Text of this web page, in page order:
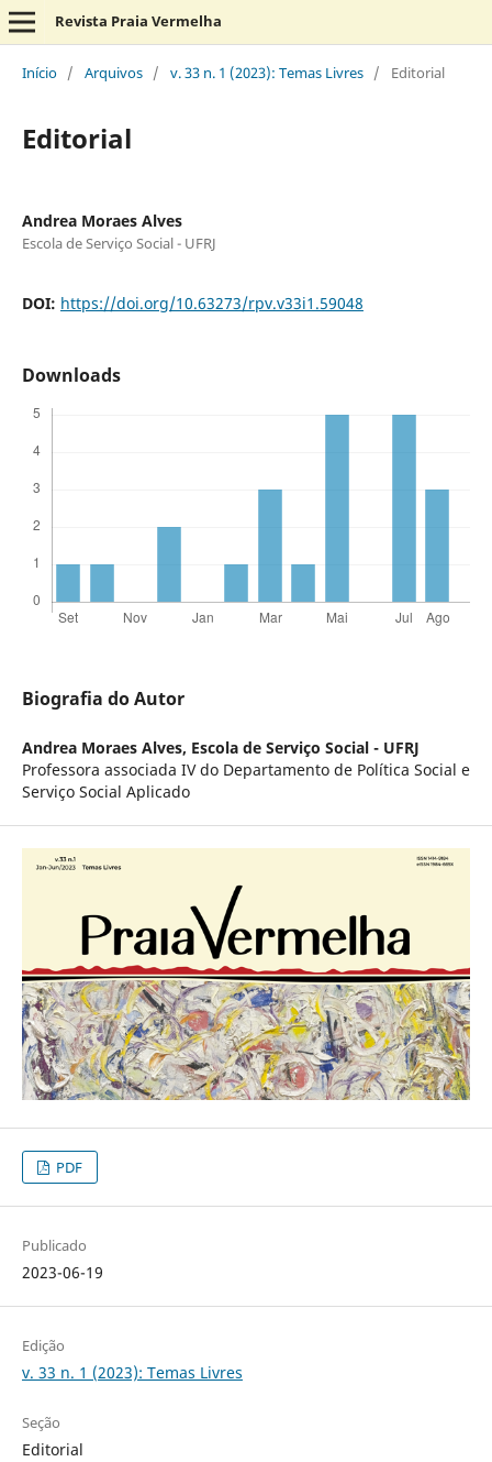
Revista Praia Vermelha
Início / Arquivos / v. 33 n. 1 (2023): Temas Livres / Editorial
Editorial
Andrea Moraes Alves
Escola de Serviço Social - UFRJ
DOI: https://doi.org/10.63273/rpv.v33i1.59048
Downloads
Biografia do Autor
Andrea Moraes Alves, Escola de Serviço Social - UFRJ
Professora associada IV do Departamento de Política Social e
Serviço Social Aplicado
PDF
Publicado
2023-06-19
Edição
v. 33 n. 1 (2023): Temas Livres
Seção
Editorial